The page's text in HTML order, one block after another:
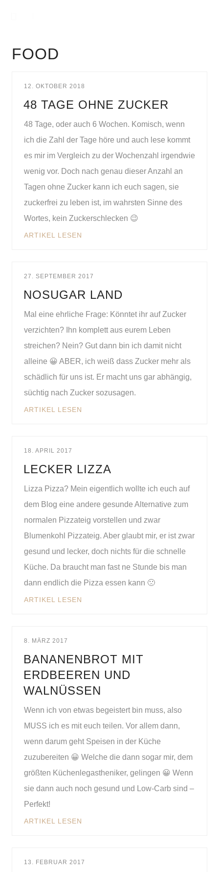
FOOD
12. OKTOBER 2018
48 TAGE OHNE ZUCKER
48 Tage, oder auch 6 Wochen. Komisch, wenn
ich die Zahl der Tage höre und auch lese kommt
es mir im Vergleich zu der Wochenzahl irgendwie
wenig vor. Doch nach genau dieser Anzahl an
Tagen ohne Zucker kann ich euch sagen, sie
zuckerfrei zu leben ist, im wahrsten Sinne des
Wortes, kein Zuckerschlecken 😉
ARTIKEL LESEN
27. SEPTEMBER 2017
NOSUGAR LAND
Mal eine ehrliche Frage: Könntet ihr auf Zucker
verzichten? Ihn komplett aus eurem Leben
streichen? Nein? Gut dann bin ich damit nicht
alleine 😀 ABER, ich weiß dass Zucker mehr als
schädlich für uns ist. Er macht uns gar abhängig,
süchtig nach Zucker sozusagen.
ARTIKEL LESEN
18. APRIL 2017
LECKER LIZZA
Lizza Pizza? Mein eigentlich wollte ich euch auf
dem Blog eine andere gesunde Alternative zum
normalen Pizzateig vorstellen und zwar
Blumenkohl Pizzateig. Aber glaubt mir, er ist zwar
gesund und lecker, doch nichts für die schnelle
Küche. Da braucht man fast ne Stunde bis man
dann endlich die Pizza essen kann 🙁
ARTIKEL LESEN
8. MÄRZ 2017
BANANENBROT MIT
ERDBEEREN UND
WALNÜSSEN
Wenn ich von etwas begeistert bin muss, also
MUSS ich es mit euch teilen. Vor allem dann,
wenn darum geht Speisen in der Küche
zuzubereiten 😀 Welche die dann sogar mir, dem
größten Küchenlegastheniker, gelingen 😀 Wenn
sie dann auch noch gesund und Low-Carb sind –
Perfekt!
ARTIKEL LESEN
13. FEBRUAR 2017